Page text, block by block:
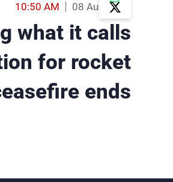
08 Aug 2014
10:50 AM
what it calls
for rocket
ends